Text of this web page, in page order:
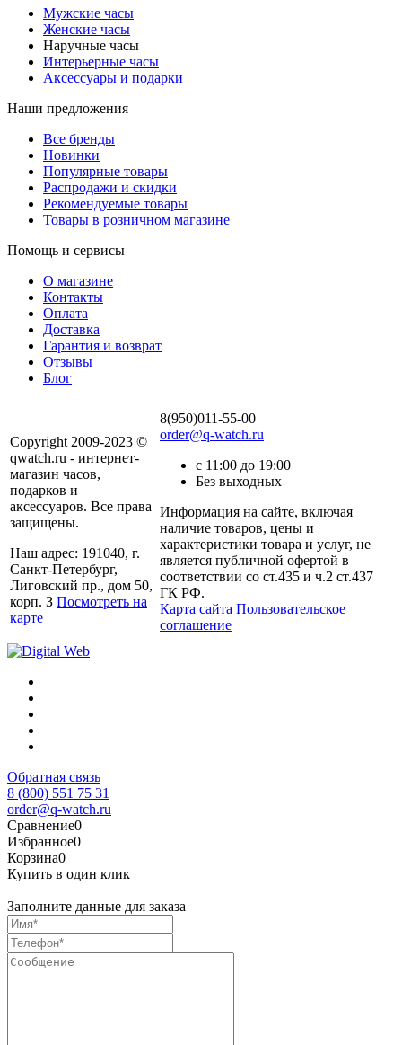
Мужские часы
Женские часы
Наручные часы
Интерьерные часы
Аксессуары и подарки
Наши предложения
Все бренды
Новинки
Популярные товары
Распродажи и скидки
Рекомендуемые товары
Товары в розничном магазине
Помощь и сервисы
О магазине
Контакты
Оплата
Доставка
Гарантия и возврат
Отзывы
Блог
Copyright 2009-2023 ©
qwatch.ru - интернет-
магазин часов,
подарков и
аксессуаров. Все права
защищены.
Наш адрес: 191040, г.
Санкт-Петербург,
Лиговский пр., дом 50,
корп. З Посмотреть на
карте
8(950)011-55-00
order@q-watch.ru
с 11:00 до 19:00
Без выходных
Информация на сайте, включая
наличие товаров, цены и
характеристики товара и услуг, не
является публичной офертой в
соответствии со ст.435 и ч.2 ст.437
ГК РФ.
Карта сайта Пользовательское
соглашение
Обратная связь
8 (800) 551 75 31
order@q-watch.ru
Сравнение0
Избранное0
Корзина0
Купить в один клик
Заполните данные для заказа